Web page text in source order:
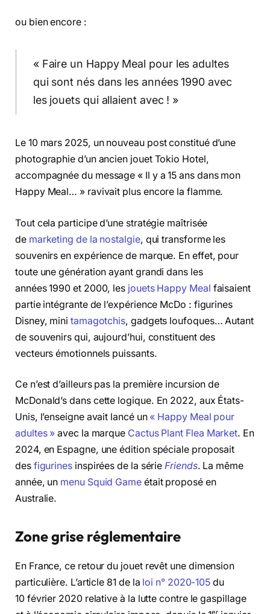
ou bien encore :
« Faire un Happy Meal pour les adultes
qui sont nés dans les années 1990 avec
les jouets qui allaient avec ! »
Le 10 mars 2025, un nouveau post constitué d’une
photographie d’un ancien jouet Tokio Hotel,
accompagnée du message « Il y a 15 ans dans mon
Happy Meal… » ravivait plus encore la flamme.
Tout cela participe d’une stratégie maîtrisée
de marketing de la nostalgie, qui transforme les
souvenirs en expérience de marque. En effet, pour
toute une génération ayant grandi dans les
années 1990 et 2000, les jouets Happy Meal faisaient
partie intégrante de l’expérience McDo : figurines
Disney, mini tamagotchis, gadgets loufoques… Autant
de souvenirs qui, aujourd’hui, constituent des
vecteurs émotionnels puissants.
Ce n’est d’ailleurs pas la première incursion de
McDonald’s dans cette logique. En 2022, aux États-
Unis, l’enseigne avait lancé un « Happy Meal pour
adultes » avec la marque Cactus Plant Flea Market. En
2024, en Espagne, une édition spéciale proposait
des figurinesinspirées de la sérieFriends. La même
année, un menu Squid Game était proposé en
Australie.
Zone grise réglementaire
En France, ce retour du jouet revêt une dimension
particulière. L’article 81 de la loi n° 2020-105 du
10 février 2020 relative à la lutte contre le gaspillage